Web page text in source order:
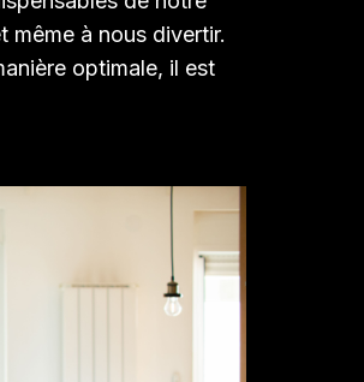
même à nous divertir.
optimale, il est